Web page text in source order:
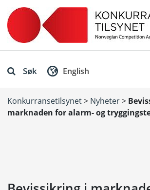
Søk English
Konkurransetilsynet> Nyheter>
marknaden for alarm- og